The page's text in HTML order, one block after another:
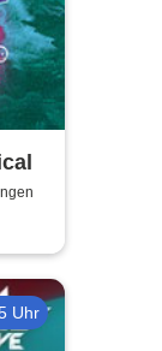
Uhr